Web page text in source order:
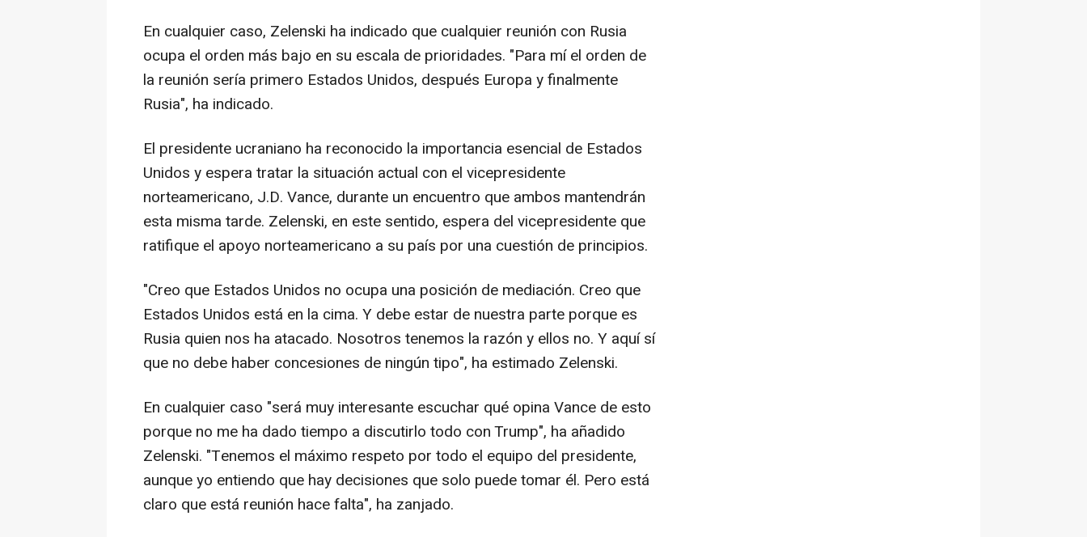
En cualquier caso, Zelenski ha indicado que cualquier reunión con Rusia
ocupa el orden más bajo en su escala de prioridades. "Para mí el orden de
la reunión sería primero Estados Unidos, después Europa y finalmente
Rusia", ha indicado.
El presidente ucraniano ha reconocido la importancia esencial de Estados
Unidos y espera tratar la situación actual con el vicepresidente
norteamericano, J.D. Vance, durante un encuentro que ambos mantendrán
esta misma tarde. Zelenski, en este sentido, espera del vicepresidente que
ratifique el apoyo norteamericano a su país por una cuestión de principios.
"Creo que Estados Unidos no ocupa una posición de mediación. Creo que
Estados Unidos está en la cima. Y debe estar de nuestra parte porque es
Rusia quien nos ha atacado. Nosotros tenemos la razón y ellos no. Y aquí sí
que no debe haber concesiones de ningún tipo", ha estimado Zelenski.
En cualquier caso "será muy interesante escuchar qué opina Vance de esto
porque no me ha dado tiempo a discutirlo todo con Trump", ha añadido
Zelenski. "Tenemos el máximo respeto por todo el equipo del presidente,
aunque yo entiendo que hay decisiones que solo puede tomar él. Pero está
claro que está reunión hace falta", ha zanjado.